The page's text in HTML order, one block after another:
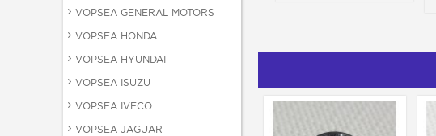
VOPSEA GENERAL MOTORS
VOPSEA HONDA
VOPSEA HYUNDAI
VOPSEA ISUZU
VOPSEA IVECO
VOPSEA JAGUAR